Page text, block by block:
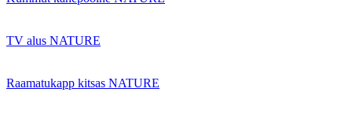
TV alus NATURE
Raamatukapp kitsas NATURE